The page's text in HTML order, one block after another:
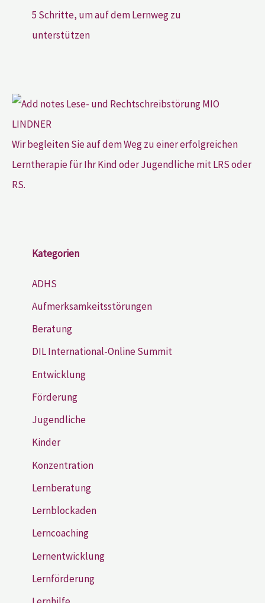
5 Schritte, um auf dem Lernweg zu
unterstützen
Wir begleiten Sie auf dem Weg zu einer erfolgreichen
Lerntherapie für Ihr Kind oder Jugendliche mit LRS oder
RS.
Kategorien
ADHS
Aufmerksamkeitsstörungen
Beratung
DIL International-Online Summit
Entwicklung
Förderung
Jugendliche
Kinder
Konzentration
Lernberatung
Lernblockaden
Lerncoaching
Lernentwicklung
Lernförderung